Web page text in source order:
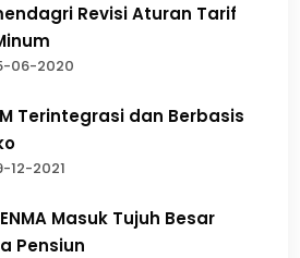
Revisi Aturan Tarif
06-2020
Terintegrasi dan Berbasis
12-2021
Masuk Tujuh Besar
Pensiun